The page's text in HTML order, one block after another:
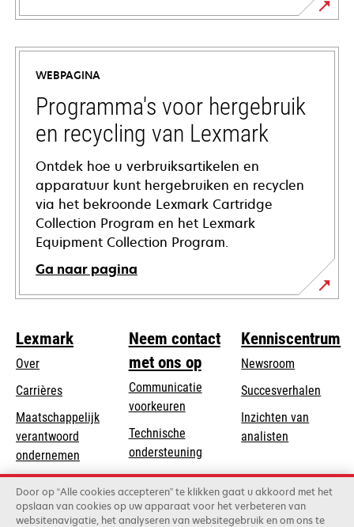
opens
in
new
tab
WEBPAGINA
Programma's voor hergebruik
en recycling van Lexmark
Ontdek hoe u verbruiksartikelen en
apparatuur kunt hergebruiken en recyclen
via het bekroonde Lexmark Cartridge
Collection Program en het Lexmark
Equipment Collection Program.
Ga naar pagina
Lexmark
Over
Carrières
Maatschappelijk
verantwoord
ondernemen
in
a
new
Duurzaamheid
Lexmark Partners
Neem contact
met ons op
Communicatie
voorkeuren
Technische
ondersteuningopens
in
a
new
Product registratie
Vind een dealer
Kenniscentrum
Newsroom
Succesverhalen
Inzichten van
analisten
Door op “Alle cookies accepteren” te klikken gaat u akkoord met het
opslaan van cookies op uw apparaat voor het verbeteren van
websitenavigatie, het analyseren van websitegebruik en om ons te